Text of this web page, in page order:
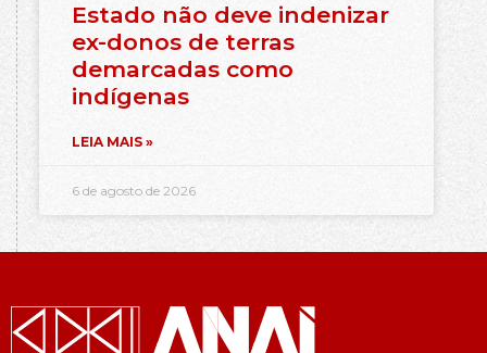
Estado não deve indenizar
ex-donos de terras
demarcadas como
indígenas
LEIA MAIS »
6 de agosto de 2026